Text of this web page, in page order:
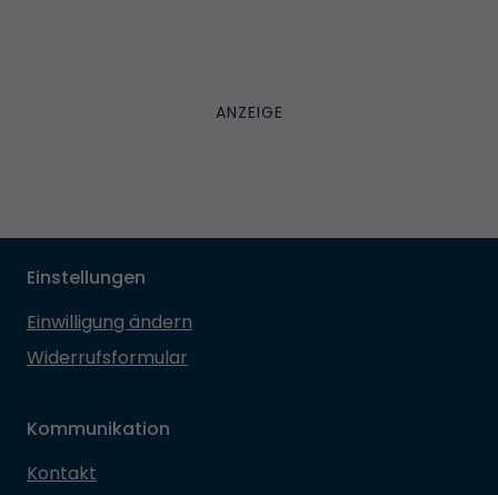
Einstellungen
Einwilligung ändern
Widerrufsformular
Kommunikation
Kontakt